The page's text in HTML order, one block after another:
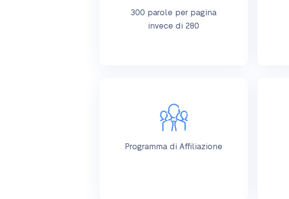
300 parole per pagina
invece di 280
Programma di Affiliazione